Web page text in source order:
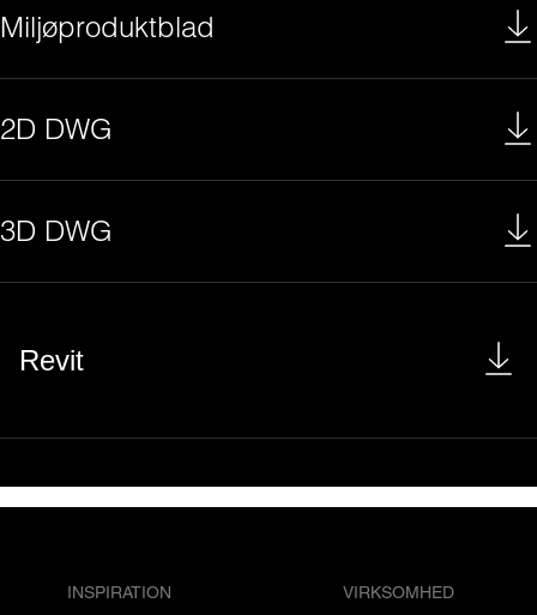
Miljøproduktblad
2D DWG
3D DWG
Revit
INSPIRATION
VIRKSOMHED